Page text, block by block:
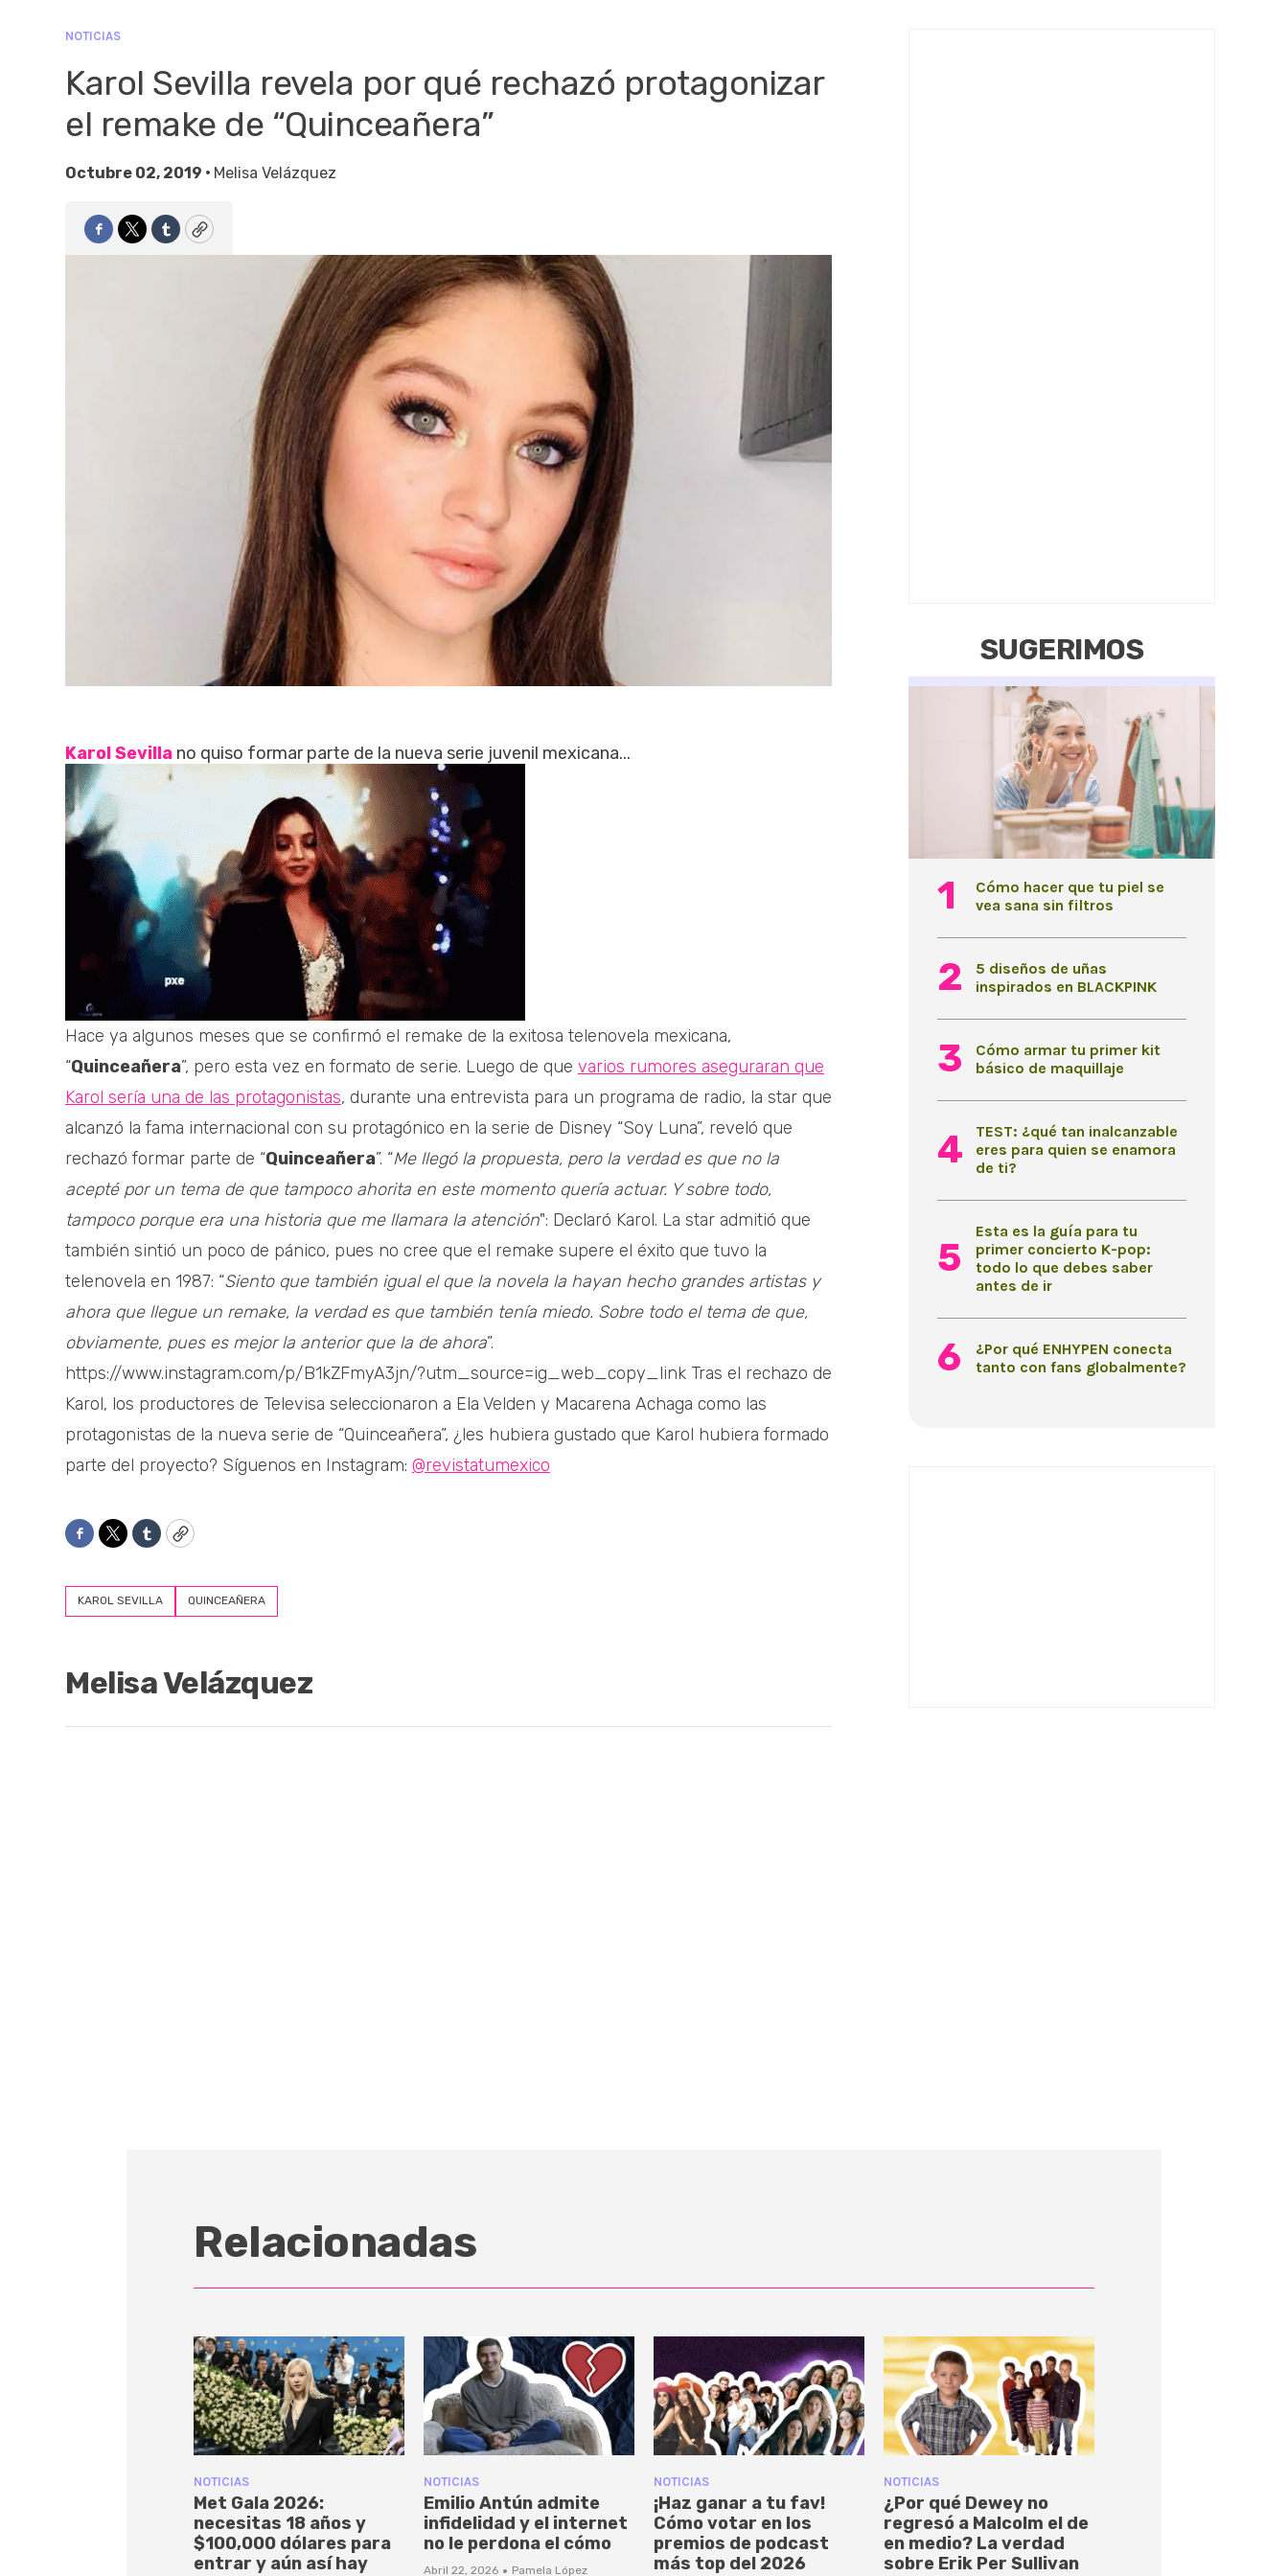
NOTICIAS
Karol Sevilla revela por qué rechazó protagonizar
el remake de “Quinceañera”
Octubre 02, 2019 • Melisa Velázquez
Facebook
TwitterTumblrCopy
Karol Sevilla no quiso formar parte de la nueva serie juvenil mexicana...
Hace ya algunos meses que se confirmó el remake de la exitosa telenovela mexicana,
“Quinceañera”, pero esta vez en formato de serie. Luego de que varios rumores aseguraran que
Karol sería una de las protagonistas, durante una entrevista para un programa de radio, la star que
alcanzó la fama internacional con su protagónico en la serie de Disney “Soy Luna”, reveló que
rechazó formar parte de “Quinceañera”. “Me llegó la propuesta, pero la verdad es que no la
acepté por un tema de que tampoco ahorita en este momento quería actuar. Y sobre todo,
tampoco porque era una historia que me llamara la atención": Declaró Karol. La star admitió que
también sintió un poco de pánico, pues no cree que el remake supere el éxito que tuvo la
telenovela en 1987: “Siento que también igual el que la novela la hayan hecho grandes artistas y
ahora que llegue un remake, la verdad es que también tenía miedo. Sobre todo el tema de que,
obviamente, pues es mejor la anterior que la de ahora”.
https://www.instagram.com/p/B1kZFmyA3jn/?utm_source=ig_web_copy_link Tras el rechazo de
Karol, los productores de Televisa seleccionaron a Ela Velden y Macarena Achaga como las
protagonistas de la nueva serie de “Quinceañera”, ¿les hubiera gustado que Karol hubiera formado
parte del proyecto? Síguenos en Instagram: @revistatumexico
Facebook
TwitterTumblrCopy
KAROL SEVILLA QUINCEAÑERA
Melisa Velázquez
SUGERIMOS
Cómo hacer que tu piel se
vea sana sin filtros
5 diseños de uñas
inspirados en BLACKPINK
Cómo armar tu primer kit
básico de maquillaje
TEST: ¿qué tan inalcanzable
eres para quien se enamora
de ti?
Esta es la guía para tu
primer concierto K-pop:
todo lo que debes saber
antes de ir
¿Por qué ENHYPEN conecta
tanto con fans globalmente?
Relacionadas
NOTICIAS
Met Gala 2026:
necesitas 18 años y
$100,000 dólares para
entrar y aún así hay
NOTICIAS
Emilio Antún admite
infidelidad y el internet
no le perdona el cómo
Abril 22, 2026 · Pamela López
NOTICIAS
¡Haz ganar a tu fav!
Cómo votar en los
premios de podcast
más top del 2026
NOTICIAS
¿Por qué Dewey no
regresó a Malcolm el de
en medio? La verdad
sobre Erik Per Sullivan